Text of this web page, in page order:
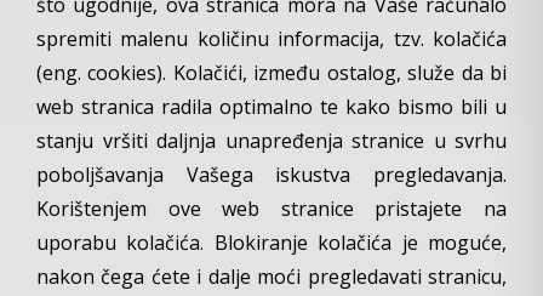
spremiti malenu količinu informacija, tzv. kolačića
(eng. cookies). Kolačići, između ostalog, služe da bi
web stranica radila optimalno te kako bismo bili u
stanju vršiti daljnja unapređenja stranice u svrhu
poboljšavanja Vašega iskustva pregledavanja.
Korištenjem ove web stranice pristajete na
uporabu kolačića. Blokiranje kolačića je moguće,
nakon čega ćete i dalje moći pregledavati stranicu,